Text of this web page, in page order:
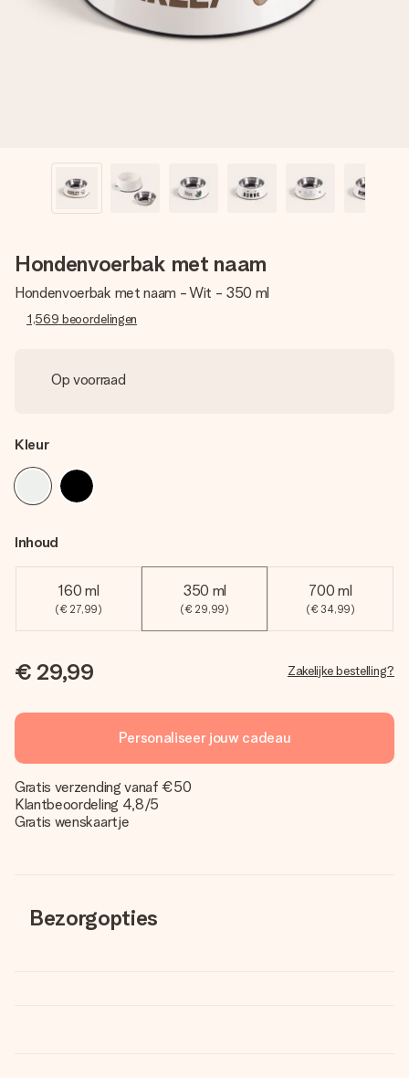
jullie foto of een boodschap die raakt. Zonder gedoe, maar
met alle aandacht voor het moment.
Hondenvoerbak met naam
Hondenvoerbak met naam - Wit - 350 ml
1,569 beoordelingen
Op voorraad
Kleur
Inhoud
160 ml
(€ 27,99)
350 ml
(€ 29,99)
700 ml
(€ 34,99)
€ 29,99 Zakelijke bestelling?
Personaliseer jouw cadeau
Gratis verzending vanaf €50
Klantbeoordeling 4,8/5
Gratis wenskaartje
Bezorgopties